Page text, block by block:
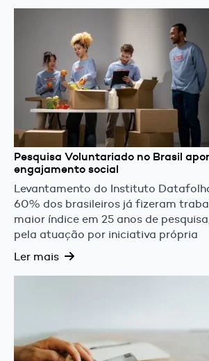
Pesquisa Voluntariado no Brasil
engajamento social
Levantamento do Instituto
60% dos brasileiros já fizeram
maior índice em 25 anos de
pela atuação por iniciativa própria
Ler mais